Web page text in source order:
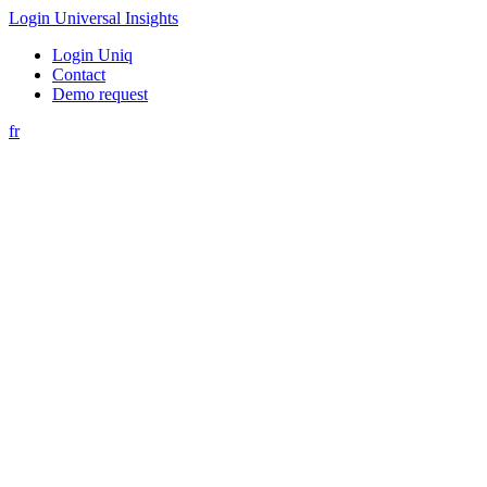
Login Universal Insights
Login Uniq
Contact
Demo request
fr